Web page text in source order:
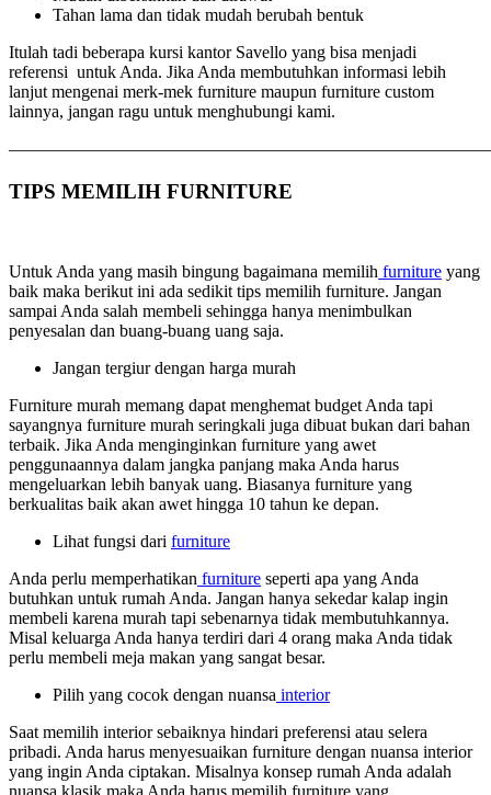
Tahan lama dan tidak mudah berubah bentuk
Itulah tadi beberapa kursi kantor Savello yang bisa menjadi
referensi untuk Anda. Jika Anda membutuhkan informasi lebih
lanjut mengenai merk-mek furniture maupun furniture custom
lainnya, jangan ragu untuk menghubungi kami.
TIPS MEMILIH FURNITURE
Untuk Anda yang masih bingung bagaimana memilih furniture yang
baik maka berikut ini ada sedikit tips memilih furniture. Jangan
sampai Anda salah membeli sehingga hanya menimbulkan
penyesalan dan buang-buang uang saja.
Jangan tergiur dengan harga murah
Furniture murah memang dapat menghemat budget Anda tapi
sayangnya furniture murah seringkali juga dibuat bukan dari bahan
terbaik. Jika Anda menginginkan furniture yang awet
penggunaannya dalam jangka panjang maka Anda harus
mengeluarkan lebih banyak uang. Biasanya furniture yang
berkualitas baik akan awet hingga 10 tahun ke depan.
Lihat fungsi dari furniture
Anda perlu memperhatikan furniture seperti apa yang Anda
butuhkan untuk rumah Anda. Jangan hanya sekedar kalap ingin
membeli karena murah tapi sebenarnya tidak membutuhkannya.
Misal keluarga Anda hanya terdiri dari 4 orang maka Anda tidak
perlu membeli meja makan yang sangat besar.
Pilih yang cocok dengan nuansa interior
Saat memilih interior sebaiknya hindari preferensi atau selera
pribadi. Anda harus menyesuaikan furniture dengan nuansa interior
yang ingin Anda ciptakan. Misalnya konsep rumah Anda adalah
nuansa klasik maka Anda harus memilih furniture yang